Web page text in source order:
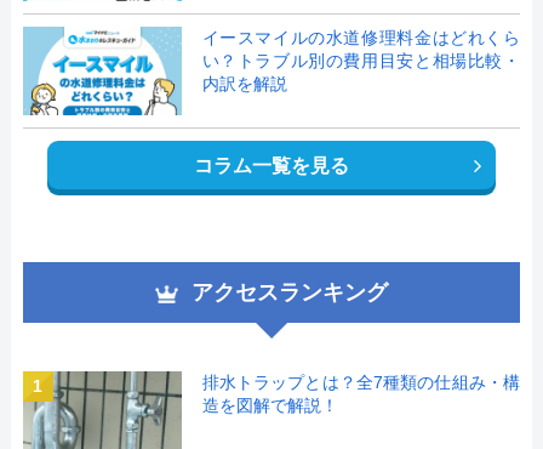
イースマイルの水道修理料金はどれくら
い？トラブル別の費用目安と相場比較・
内訳を解説
コラム一覧を見る
アクセスランキング
1
排水トラップとは？全7種類の仕組み・構
造を図解で解説！